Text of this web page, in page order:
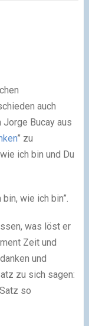
auch
Bucay aus
” zu
ich bin und Du
wie ich bin”.
was löst er
Zeit und
und
zu sich sagen:
so